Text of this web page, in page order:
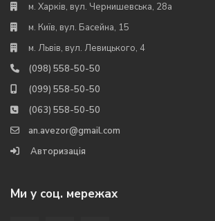
м. Харків, вул. Чернишевська, 28а
м. Київ, вул. Басейна, 15
м. Львів, вул. Левицького, 4
(098) 558-50-50
(099) 558-50-50
(063) 558-50-50
an.avezor@gmail.com
Авторизація
Ми у соц. мережах